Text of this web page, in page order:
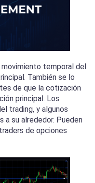
temporal del
También se lo
de que la cotización
principal. Los
trading, y algunos
a su alrededor. Pueden
de opciones